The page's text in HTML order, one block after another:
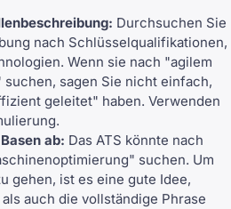
Durchsuchen Sie
nach Schlüsselqualifikationen,
Wenn sie nach "agilem
suchen, sagen Sie nicht einfach,
geleitet" haben. Verwenden
ab: Das ATS könnte nach
suchen. Um
gehen, ist es eine gute Idee,
auch die vollständige Phrase